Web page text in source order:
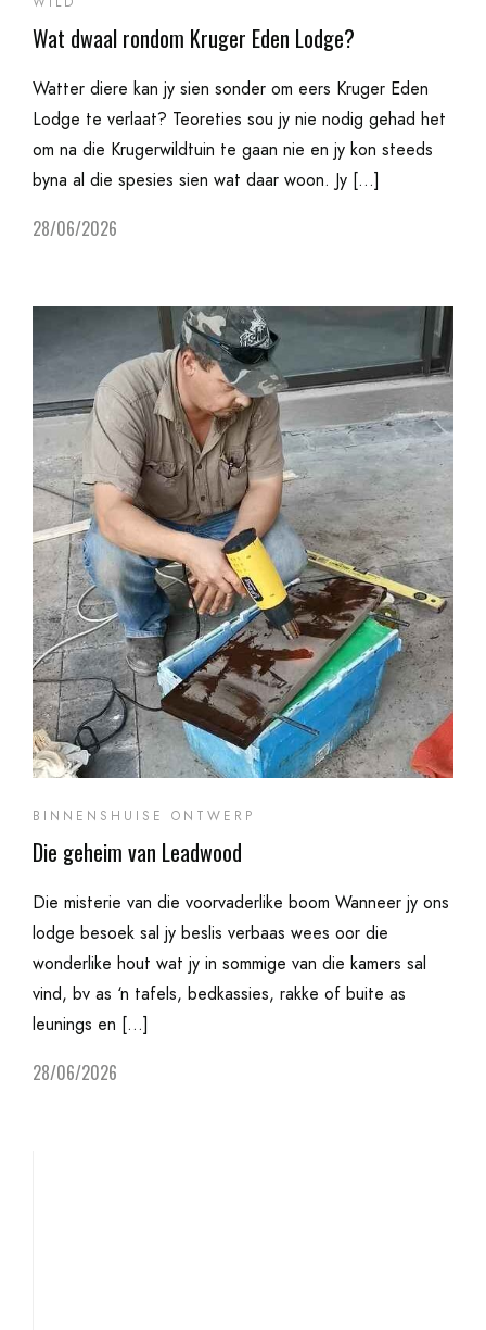
Wat dwaal rondom Kruger Eden Lodge?
Watter diere kan jy sien sonder om eers Kruger Eden
Lodge te verlaat? Teoreties sou jy nie nodig gehad het
om na die Krugerwildtuin te gaan nie en jy kon steeds
byna al die spesies sien wat daar woon. Jy […]
28/06/2026
BINNENSHUISE ONTWERP
Die geheim van Leadwood
Die misterie van die voorvaderlike boom Wanneer jy ons
lodge besoek sal jy beslis verbaas wees oor die
wonderlike hout wat jy in sommige van die kamers sal
vind, bv as ‘n tafels, bedkassies, rakke of buite as
leunings en […]
28/06/2026